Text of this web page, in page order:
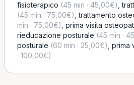
fisioterapico (45 min · 45,00€) ,
(45 min · 75,00€) ,trattamento
min · 75,00€) prima visita
rieducazione posturale (45 min ·
posturale (60 min · 25,00€) prima
· 100,00€)